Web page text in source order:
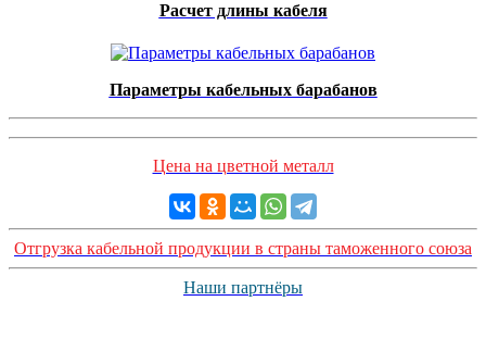
Расчет длины кабеля
Параметры кабельных барабанов
Цена на цветной металл
Отгрузка кабельной продукции в страны таможенного союза
Наши партнёры